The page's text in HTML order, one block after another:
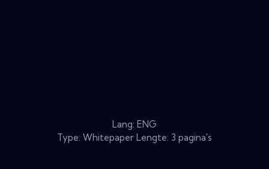
Lang: ENG
Type: Whitepaper Lengte: 3 pagina's